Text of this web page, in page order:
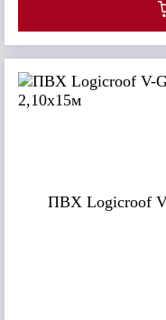
ПВХ Logicroof